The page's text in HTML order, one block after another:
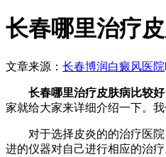
长春哪里治疗
文章来源： 长春博润白癜风医院
长春哪里治疗皮肤病比较好
家就给大家来详细介绍一下。
对于选择皮炎的的治疗医院
进的仪器对自己进行相应的治疗